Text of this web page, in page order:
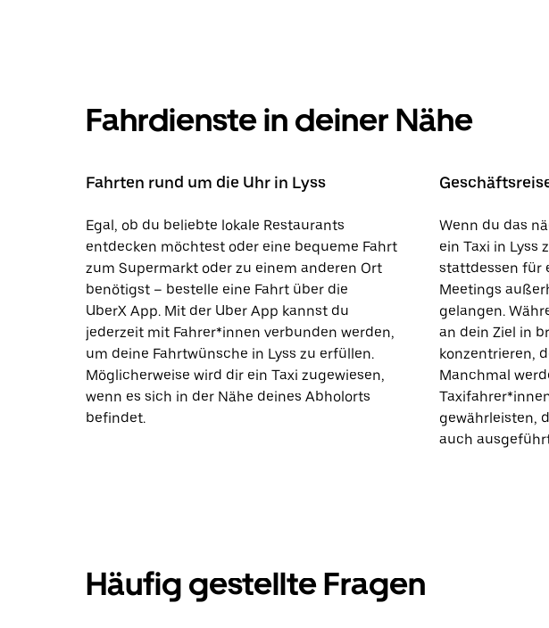
Fahrdienste in deiner Nähe
Fahrten rund um die Uhr in Lyss
Egal, ob du beliebte lokale Restaurants
entdecken möchtest oder eine bequeme Fahrt
zum Supermarkt oder zu einem anderen Ort
benötigst – bestelle eine Fahrt über die
UberX App. Mit der Uber App kannst du
jederzeit mit Fahrer*innen verbunden werden,
um deine Fahrtwünsche in Lyss zu erfüllen.
Möglicherweise wird dir ein Taxi zugewiesen,
wenn es sich in der Nähe deines Abholorts
befindet.
Wenn du das
ein Taxi in Lyss
stattdessen für
Meetings
gelangen.
an dein Ziel in
konzentrieren,
Manchmal
gewährleisten,
auch
Häufig gestellte Fragen